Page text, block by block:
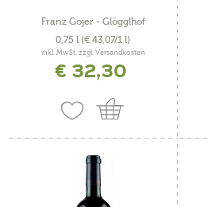
Franz Gojer - Glögglhof
0,75 l (€ 43,07/1 l)
inkl. MwSt. zzgl. Versandkosten
€ 32,30